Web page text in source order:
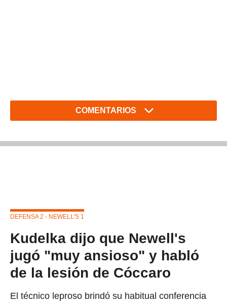
COMENTARIOS